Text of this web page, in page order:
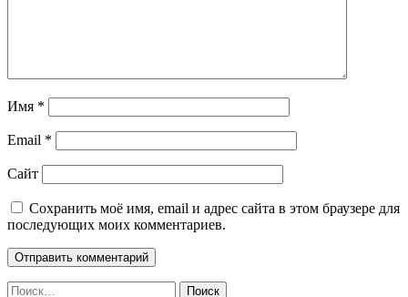
Имя *
Email *
Сайт
Сохранить моё имя, email и адрес сайта в этом браузере для
последующих моих комментариев.
Найти: